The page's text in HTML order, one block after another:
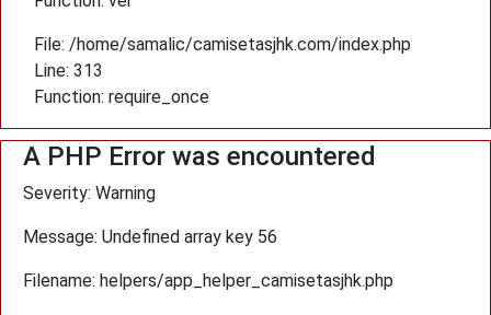
File: /home/samalic/camisetasjhk.com/index.php
Line: 313
Function: require_once
A PHP Error was encountered
Severity: Warning
Message: Undefined array key 56
Filename: helpers/app_helper_camisetasjhk.php